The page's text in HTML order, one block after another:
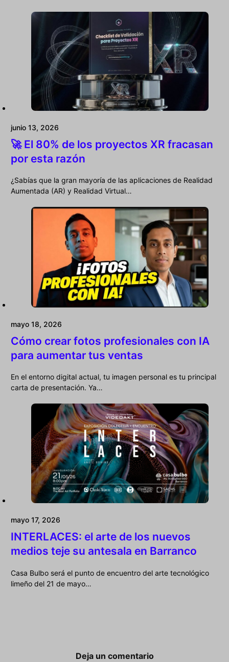
junio 13, 2026
🚀 El 80% de los proyectos XR fracasan
por esta razón
¿Sabías que la gran mayoría de las aplicaciones de Realidad
Aumentada (AR) y Realidad Virtual…
mayo 18, 2026
Cómo crear fotos profesionales con IA
para aumentar tus ventas
En el entorno digital actual, tu imagen personal es tu principal
carta de presentación. Ya…
mayo 17, 2026
INTERLACES: el arte de los nuevos
medios teje su antesala en Barranco
Casa Bulbo será el punto de encuentro del arte tecnológico
limeño del 21 de mayo…
Deja un comentario